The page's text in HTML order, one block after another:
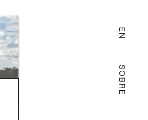
EN
SOBRE